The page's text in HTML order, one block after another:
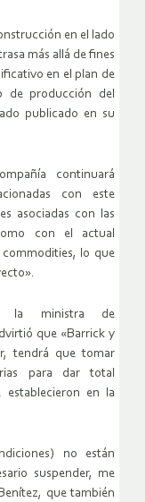
en el lado
más allá de fines
en el plan de
de producción del
publicado en su
continuará
con este
asociadas con las
con el actual
lo que
la ministra de
que «Barrick y
tendrá que tomar
para dar total
en la
no están
suspender, me
que también